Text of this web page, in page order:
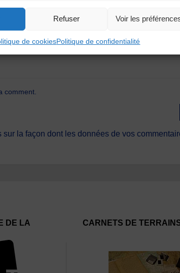
Refuser Voir les
de cookiesPolitique de confidentialité
comment.
sur la façon dont les données de vos
DE LA CARNETS DE